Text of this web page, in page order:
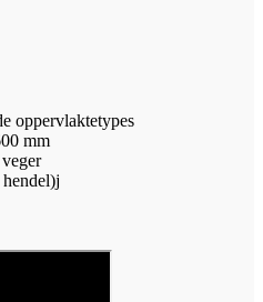
oppervlaktetypes
mm